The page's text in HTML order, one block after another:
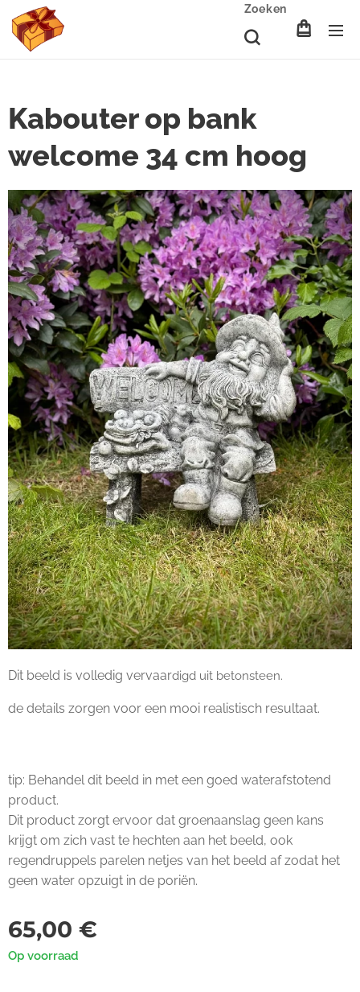
Zoeken
Kabouter op bank
welcome 34 cm hoog
Dit beeld is volledig vervaardigd uit betonsteen.
de details zorgen voor een mooi realistisch resultaat.
tip: Behandel dit beeld in met een goed waterafstotend
product.
Dit product zorgt ervoor dat groenaanslag geen kans
krijgt om zich vast te hechten aan het beeld, ook
regendruppels parelen netjes van het beeld af zodat het
geen water opzuigt in de poriën.
65,00 €
Op voorraad